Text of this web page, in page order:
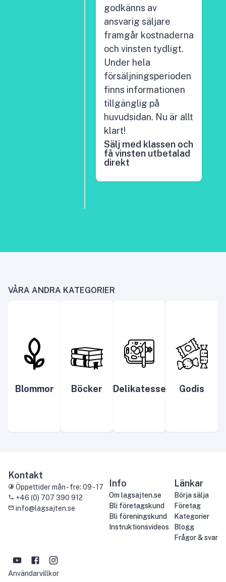
godkänns av
ansvarig säljare
framgår kostnaderna
och vinsten tydligt.
Under hela
försäljningsperioden
finns informationen
tillgänglig på
huvudsidan. Nu är allt
klart!
Sälj med klassen och
få vinsten utbetalad
direkt
VÅRA ANDRA KATEGORIER
Blommor Böcker Delikatesser Godis
Kontakt
Öppettider mån - fre: 09 - 17
+46 (0) 707 390 912
info@lagsajten.se
Info
Om lagsajten.se
Bli företagskund
Bli föreningskund
Instruktionsvideos
Länkar
Börja sälja
Företag
Kategorier
Blogg
Frågor & svar
Användarvillkor